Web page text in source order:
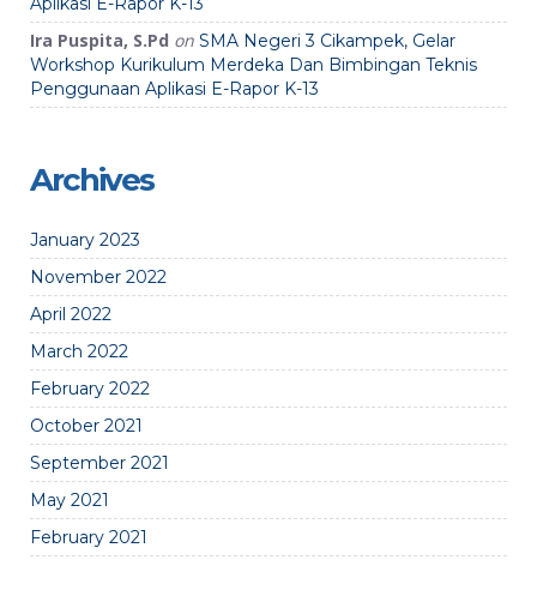
Ira Puspita, S.Pd on SMA Negeri 3 Cikampek, Gelar
Workshop Kurikulum Merdeka Dan Bimbingan Teknis
Penggunaan Aplikasi E-Rapor K-13
Archives
January 2023
November 2022
April 2022
March 2022
February 2022
October 2021
September 2021
May 2021
February 2021